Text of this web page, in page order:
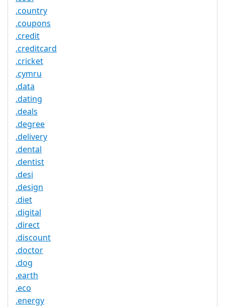
.country
.coupons
.credit
.creditcard
.cricket
.cymru
.data
.dating
.deals
.degree
.delivery
.dental
.dentist
.desi
.design
.diet
.digital
.direct
.discount
.doctor
.dog
.earth
.eco
.energy